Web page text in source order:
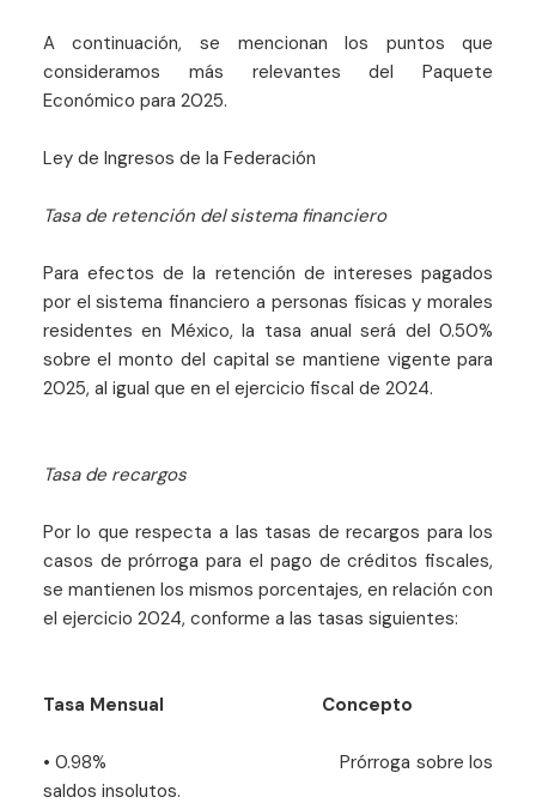
A continuación, se mencionan los puntos que
consideramos más relevantes del Paquete
Económico para 2025.
Ley de Ingresos de la Federación
Tasa de retención del sistema financiero
Para efectos de la retención de intereses pagados
por el sistema financiero a personas físicas y morales
residentes en México, la tasa anual será del 0.50%
sobre el monto del capital se mantiene vigente para
2025, al igual que en el ejercicio fiscal de 2024.
Tasa de recargos
Por lo que respecta a las tasas de recargos para los
casos de prórroga para el pago de créditos fiscales,
se mantienen los mismos porcentajes, en relación con
el ejercicio 2024, conforme a las tasas siguientes:
Tasa Mensual Concepto
• 0.98% Prórroga sobre los
saldos insolutos.